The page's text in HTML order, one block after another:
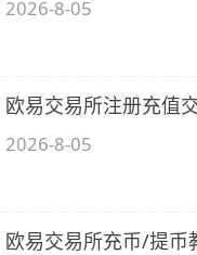
2026-8-05
欧易交易所注册充值
2026-8-05
欧易交易所充币/提币